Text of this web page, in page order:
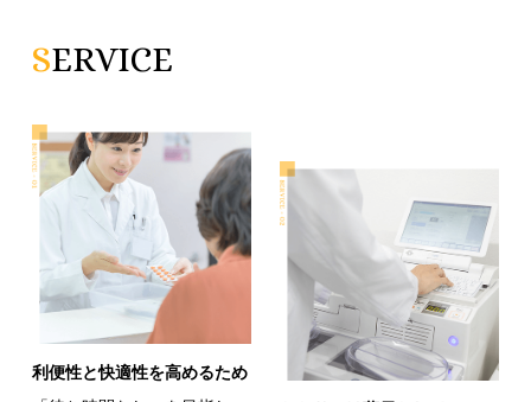
SERVICE
利便性と快適性を高めるため